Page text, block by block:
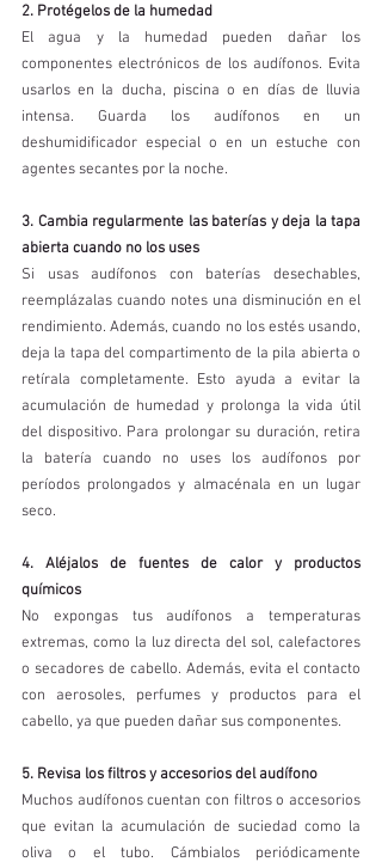
2. Protégelos de la humedad
El agua y la humedad pueden dañar los
componentes electrónicos de los audífonos. Evita
usarlos en la ducha, piscina o en días de lluvia
intensa. Guarda los audífonos en un
deshumidificador especial o en un estuche con
agentes secantes por la noche.
3. Cambia regularmente las baterías y deja la tapa
abierta cuando no los uses
Si usas audífonos con baterías desechables,
reemplázalas cuando notes una disminución en el
rendimiento. Además, cuando no los estés usando,
deja la tapa del compartimento de la pila abierta o
retírala completamente. Esto ayuda a evitar la
acumulación de humedad y prolonga la vida útil
del dispositivo. Para prolongar su duración, retira
la batería cuando no uses los audífonos por
períodos prolongados y almacénala en un lugar
seco.
4. Aléjalos de fuentes de calor y productos
químicos
No expongas tus audífonos a temperaturas
extremas, como la luz directa del sol, calefactores
o secadores de cabello. Además, evita el contacto
con aerosoles, perfumes y productos para el
cabello, ya que pueden dañar sus componentes.
5. Revisa los filtros y accesorios del audífono
Muchos audífonos cuentan con filtros o accesorios
que evitan la acumulación de suciedad como la
oliva o el tubo. Cámbialos periódicamente